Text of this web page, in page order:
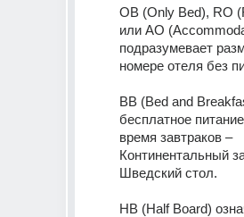
OB (Only Bed), RO
или AO
подразумевает
номере отеля без
BB (Bed and
бесплатное
время завтраков –
Континентальный
Шведский стол.
HB (Half Board)